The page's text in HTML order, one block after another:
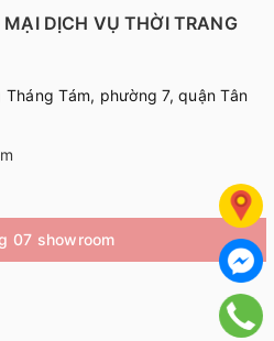
DỊCH VỤ THỜI TRANG
Tám, phường 7, quận Tân
07 showroom